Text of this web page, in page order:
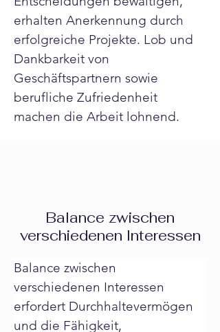
erhalten Anerkennung durch
erfolgreiche Projekte. Lob und
Dankbarkeit von
Geschäftspartnern sowie
berufliche Zufriedenheit
machen die Arbeit lohnend.
Balance zwischen
verschiedenen Interessen
Balance zwischen
verschiedenen Interessen
erfordert Durchhaltevermögen
und die Fähigkeit,